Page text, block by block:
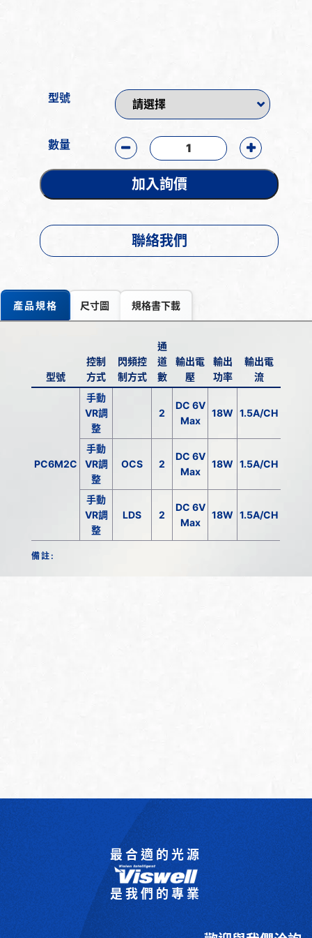
型號
數量
加入詢價
聯絡我們
產品規格 尺寸圖 規格書下載
型號
控制
方式
閃頻控
制方式
通
道
數
輸出電
壓
輸出
功率
輸出電
流
PC6M2C
手動
VR調
整
2
DC 6V
Max
18W 1.5A/CH
手動
VR調
整
OCS 2
DC 6V
Max
18W 1.5A/CH
手動
VR調
整
LDS 2
DC 6V
Max
18W 1.5A/CH
備註:
最合適的光源
是我們的專業